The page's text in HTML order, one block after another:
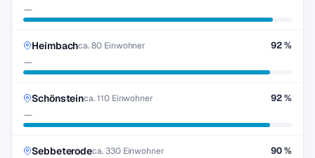
—
Heimbachca. 80 Einwohner
—
92 %
Schönsteinca. 110 Einwohner
—
92 %
Sebbeterodeca. 330 Einwohner 90 %